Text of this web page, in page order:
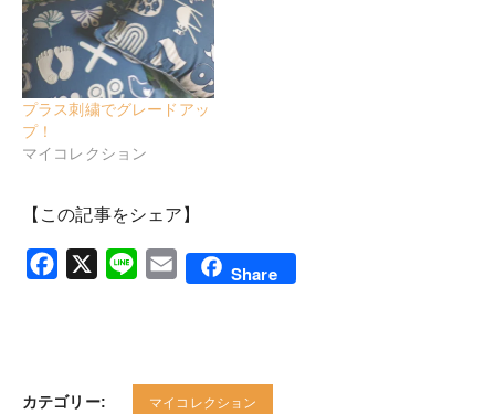
プラス刺繍でグレードアッ
プ！
マイコレクション
【この記事をシェア】
Facebook
X Line Email Share
カテゴリー: マイコレクション